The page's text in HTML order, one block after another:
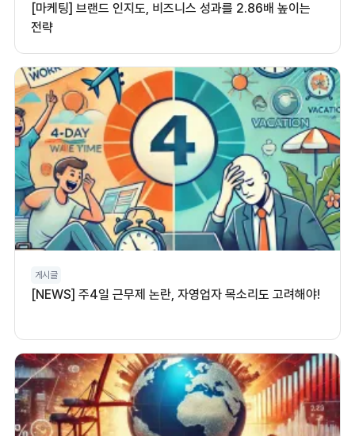
[마케팅] 브랜드 인지도, 비즈니스 성과를 2.86배 높이는
전략
게시글
[NEWS] 주4일 근무제 논란, 자영업자 목소리도 고려해야!